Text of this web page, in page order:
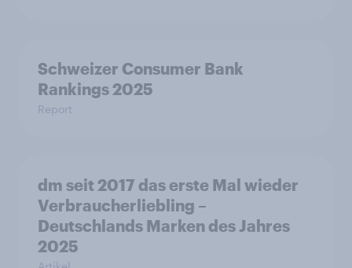
Schweizer Consumer Bank
Rankings 2025
Report
dm seit 2017 das erste Mal wieder
Verbraucherliebling –
Deutschlands Marken des Jahres
2025